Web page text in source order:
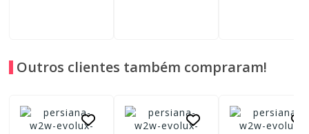
Outros clientes também compraram!